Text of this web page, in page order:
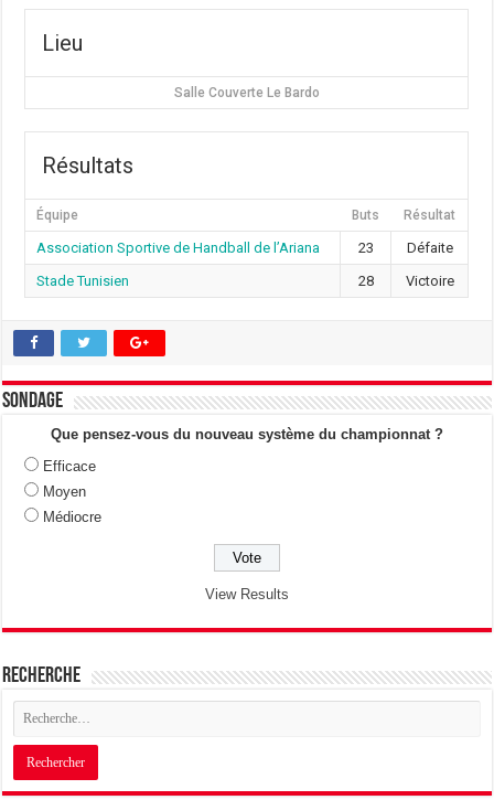
Lieu
Salle Couverte Le Bardo
Résultats
Équipe Buts Résultat
Association Sportive de Handball de l’Ariana 23
Défaite
Stade Tunisien
28 Victoire
Sondage
Que pensez-vous du nouveau système du championnat ?
Efficace
Moyen
Médiocre
View Results
Recherche